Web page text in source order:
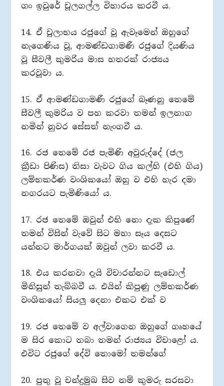
ගං ඉවුරේ චූලගල්ල විහාරය කරවී ය.
14. ඒ චූලාභය රජුගේ වූ ඇවෑමෙන් ඔහුගේ
නැගෙණිය වූ, ආමණ්ඩගාමණී රජුගේ දියණිය
වූ සීවලී කුමරිය මාස හතරක් රාජ්‍යය
කරවූවා ය.
15. ඒ ආමණ්ඩගාමණී රජුගේ බෑණනු තෙමේ
සීවලී කුමරිය ව පහ කරවා තමන් ඉලනාග
නමින් නුවර සේසත් නැංගවී ය.
16. රජ තෙමේ රජ පැමිණි අවුරුද්දේ (ජල
ක්‍රීඩා පිණිස) තිසා වැවට ගිය කල්හි (එහි ගිය)
ලම්භකර්ණ වංශිකයෝ ඔහු ව එහි හැර දමා
නගරයට පැමිණියෝ ය.
17. රජ තෙමේ ඔවුන් එහි නො දැක කිපුණේ
තමන් විසින් වැවේ සිට මහා සෑය දෙසට
යන්නට මාර්ගයක් ඔවුන් ලවා කරවී ය.
18. එය කරනවා දැයි විචාරන්නට සැඩොල්
මිනිසුන් තැබ්බවී ය. එයින් කිපුණු ලම්භකර්ණ
වංශිකයෝ සියලු දෙනා එකට එක් ව
19. රජ තෙමේ ව අල්වාගෙන ඔහුගේ ගෘහයේ
ම සිර කොට තබා තමන් රාජ්‍යය විචාළෝ ය.
එවිට රජුගේ දේවි තොමෝ තමන්ගේ
20. පුතු වූ චන්ද්‍රමුඛ සිව නම් කුමරු සරසවා